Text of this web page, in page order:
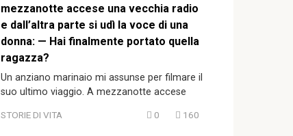
mezzanotte accese una vecchia radio
e dall’altra parte si udì la voce di una
donna: — Hai finalmente portato quella
ragazza?
Un anziano marinaio mi assunse per filmare il
suo ultimo viaggio. A mezzanotte accese
STORIE DI VITA 0 160